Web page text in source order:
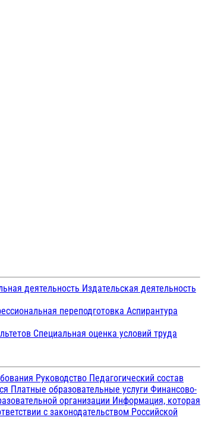
деятельность Издательская деятельность
переподготовка Аспирантура
Специальная оценка условий труда
Руководство Педагогический состав
Платные образовательные услуги Финансово-
организации Информация, которая
с законодательством Российской